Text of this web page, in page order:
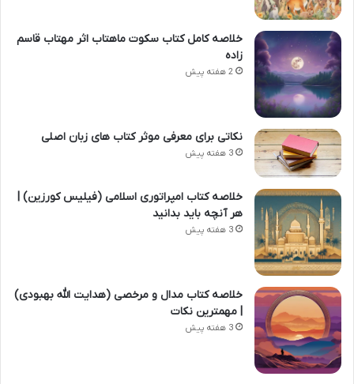
خلاصه کامل کتاب سکوت ماهتاب اثر مهتاب قاسم
زاده
2 هفته پیش
نکاتی برای معرفی موثر کتاب های زبان اصلی
3 هفته پیش
خلاصه کتاب امپراتوری اسلامی (فیلیس کورزین) |
هر آنچه باید بدانید
3 هفته پیش
خلاصه کتاب مدال و مرخصی (هدایت الله بهبودی)
| مهمترین نکات
3 هفته پیش